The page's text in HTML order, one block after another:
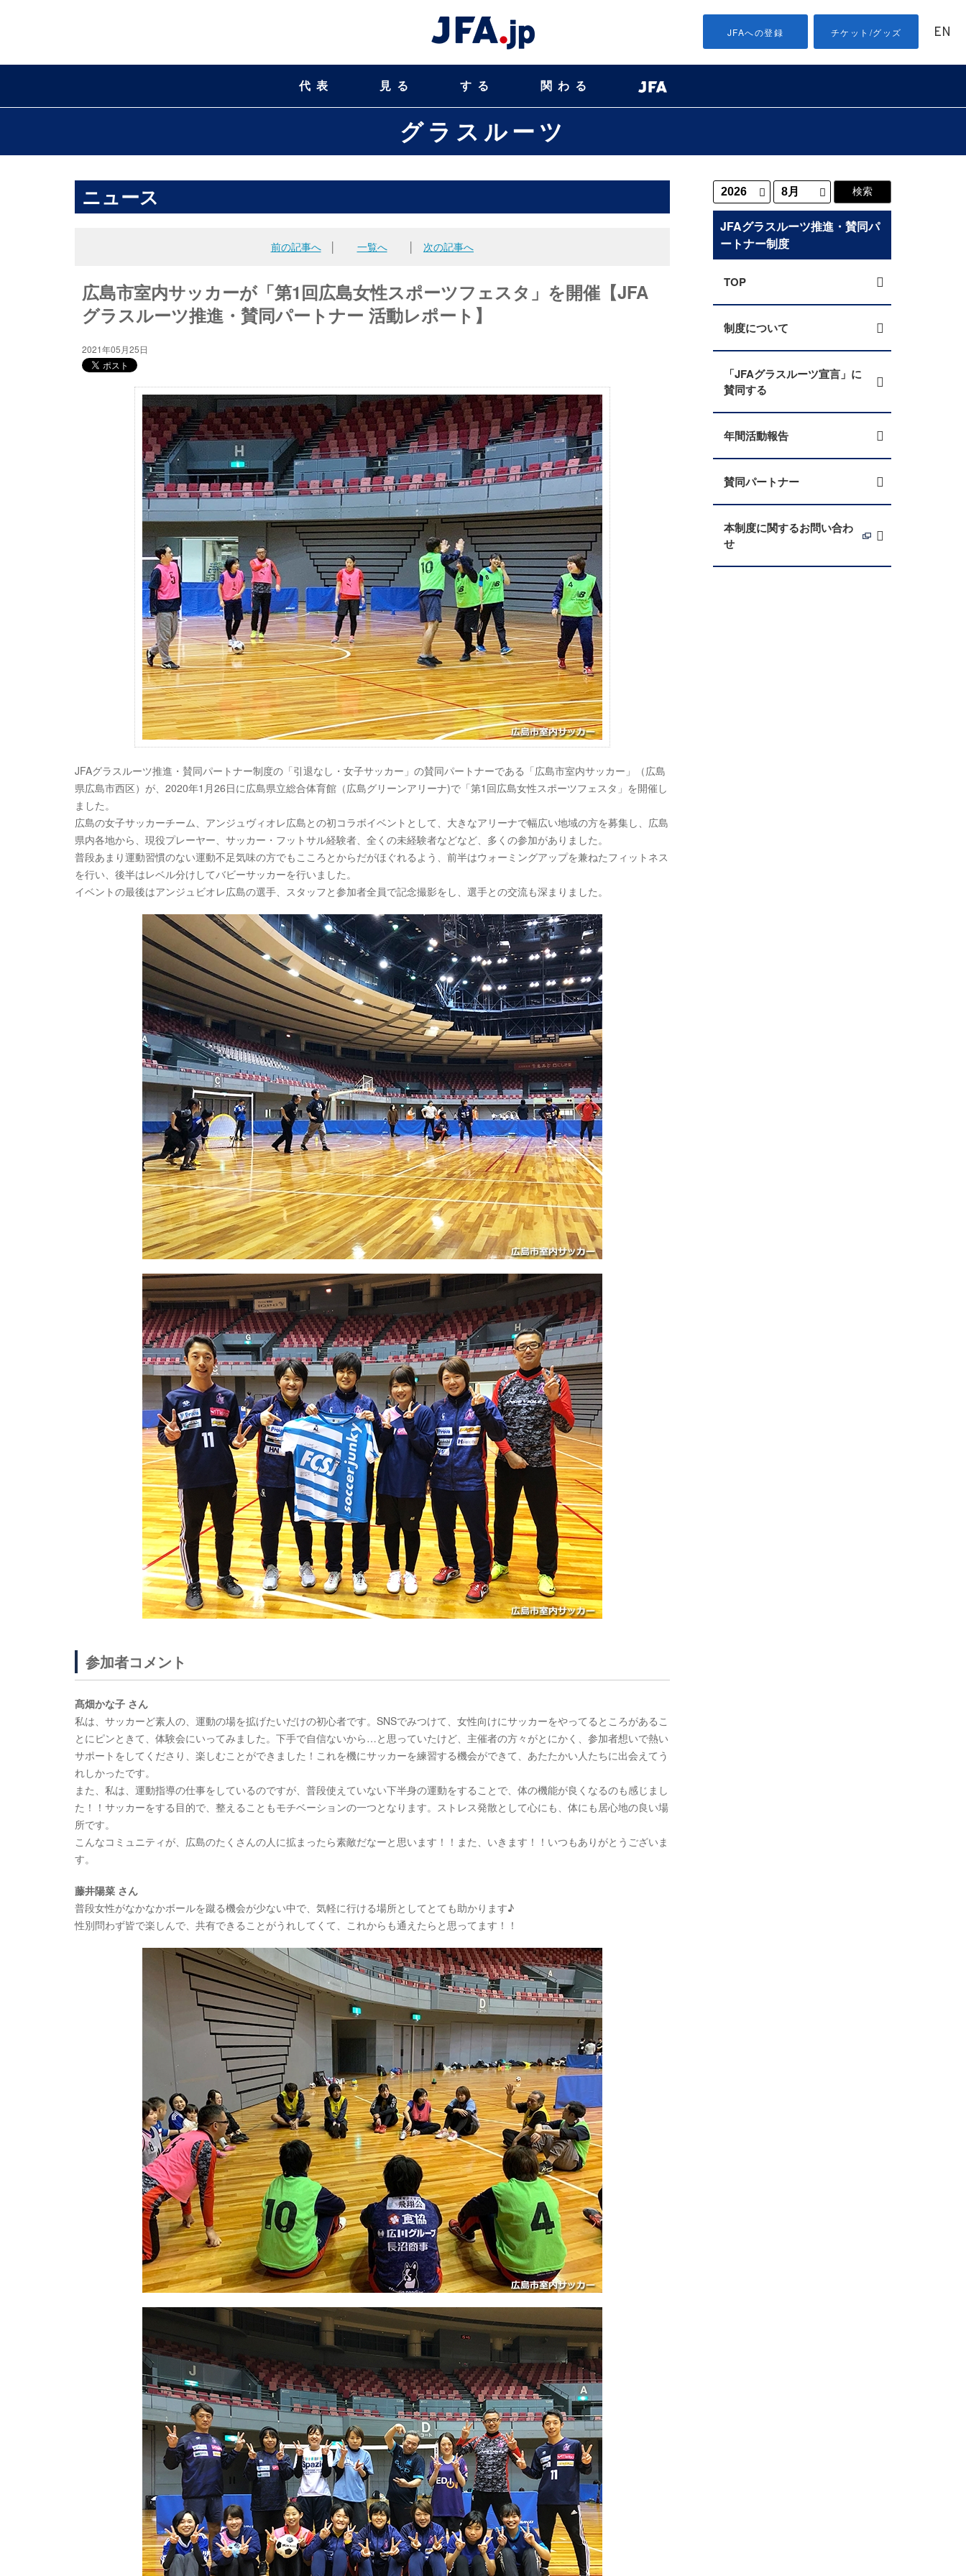
JFAへの登録 チケット/グッズ EN
代表 見る する 関わる
グラスルーツ
ニュース
前の記事へ│ 一覧へ 次の記事へ
広島市室内サッカーが「第1回広島女性スポーツフェスタ」を開催【JFA
グラスルーツ推進・賛同パートナー 活動レポート】
2021年05月25日
JFAグラスルーツ推進・賛同パートナー制度の「引退なし・女子サッカー」の賛同パートナーである「広島市室内サッカー」（広島
県広島市西区）が、2020年1月26日に広島県立総合体育館（広島グリーンアリーナ)で「第1回広島女性スポーツフェスタ」を開催し
ました。
広島の女子サッカーチーム、アンジュヴィオレ広島との初コラボイベントとして、大きなアリーナで幅広い地域の方を募集し、広島
県内各地から、現役プレーヤー、サッカー・フットサル経験者、全くの未経験者などなど、多くの参加がありました。
普段あまり運動習慣のない運動不足気味の方でもこころとからだがほぐれるよう、前半はウォーミングアップを兼ねたフィットネス
を行い、後半はレベル分けしてバビーサッカーを行いました。
イベントの最後はアンジュビオレ広島の選手、スタッフと参加者全員で記念撮影をし、選手との交流も深まりました。
参加者コメント
髙畑かな子 さん
私は、サッカーど素人の、運動の場を拡げたいだけの初心者です。SNSでみつけて、女性向けにサッカーをやってるところがあるこ
とにピンときて、体験会にいってみました。下手で自信ないから…と思っていたけど、主催者の方々がとにかく、参加者想いで熱い
サポートをしてくださり、楽しむことができました！これを機にサッカーを練習する機会ができて、あたたかい人たちに出会えてう
れしかったです。
また、私は、運動指導の仕事をしているのですが、普段使えていない下半身の運動をすることで、体の機能が良くなるのも感じまし
た！！サッカーをする目的で、整えることもモチベーションの一つとなります。ストレス発散として心にも、体にも居心地の良い場
所です。
こんなコミュニティが、広島のたくさんの人に拡まったら素敵だなーと思います！！また、いきます！！いつもありがとうございま
す。
藤井陽菜 さん
普段女性がなかなかボールを蹴る機会が少ない中で、気軽に行ける場所としてとても助かります♪
性別問わず皆で楽しんで、共有できることがうれしてくて、これからも通えたらと思ってます！！
JFAグラスルーツ推進・賛同パ
ートナー制度
TOP
制度について
「JFAグラスルーツ宣言」に
賛同する
年間活動報告
賛同パートナー
本制度に関するお問い合わ
せ